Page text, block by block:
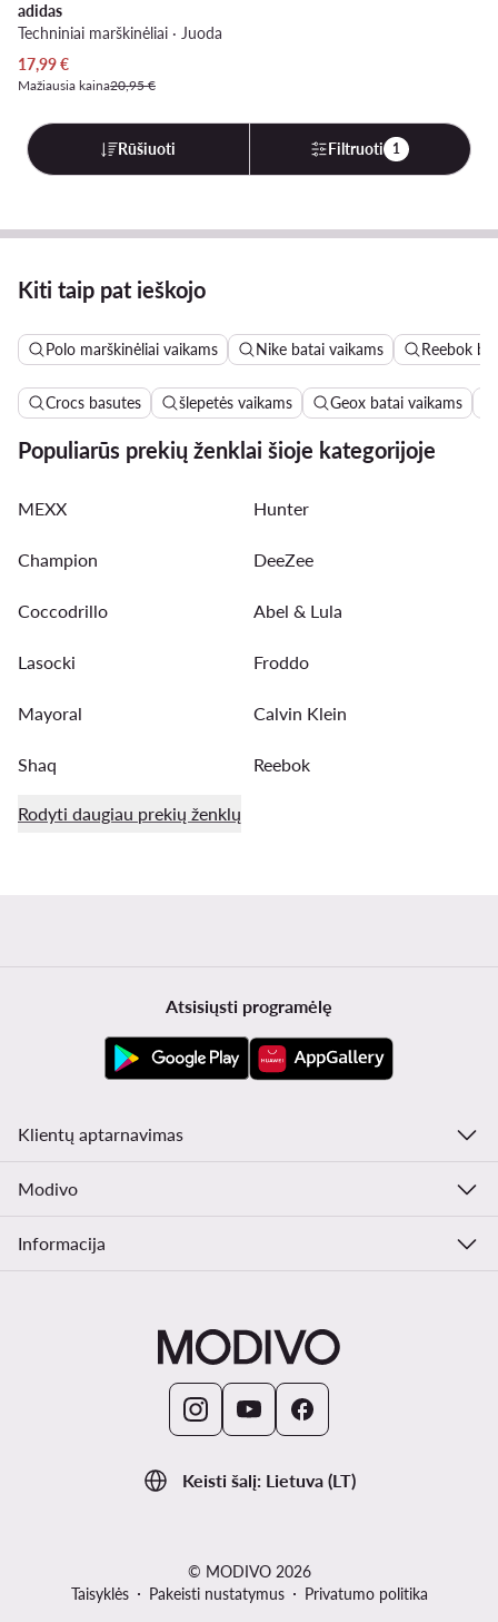
adidas
Techniniai marškinėliai · Juoda
Dabartinė kaina
17,99€
Mažiausia kaina20,95 €
Rūšiuoti Filtruoti 1
Kiti taip pat ieškojo
Polo marškinėliai vaikams Nike batai vaikams Reebok
Crocs basutes šlepetės vaikams Geox batai vaikams
Populiarūs prekių ženklai šioje kategorijoje
MEXX Hunter
Champion DeeZee
Coccodrillo Abel & Lula
Lasocki Froddo
Mayoral Calvin Klein
Shaq Reebok
Rodyti daugiau prekių ženklų
Keisti šalį: Lietuva (LT)
Atsisiųsti programėlę
Klientų aptarnavimas
Modivo
Informacija
© MODIVO 2026
Taisyklės
Pakeisti nustatymus Privatumo politika